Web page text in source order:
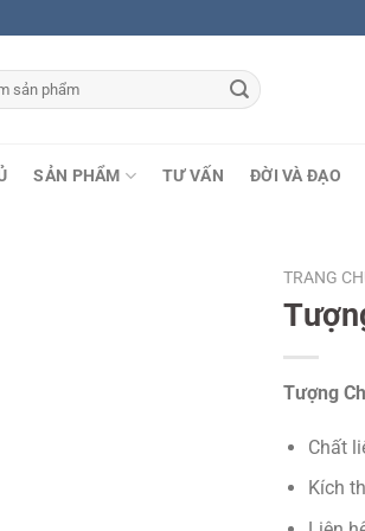
SẢN PHẨM TƯ VẤN ĐỜI VÀ ĐẠO
TRANG
Tượng
Chất
Kích